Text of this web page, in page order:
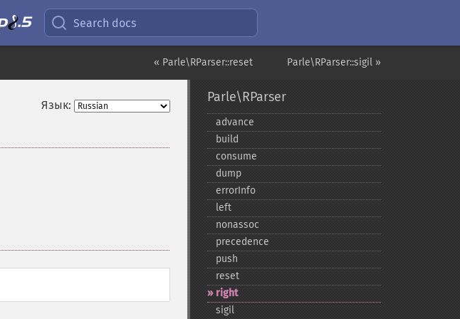
Search docs
Parle\RParser::sigil »
« Parle\RParser::reset
Язык:
Parle\RParser
advance
build
consume
dump
errorInfo
left
nonassoc
precedence
push
reset
right
sigil